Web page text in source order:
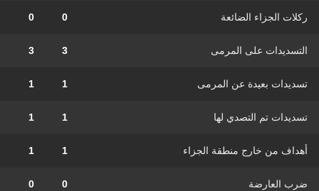
ركلات الجزاء الضائعة 0
0
التسديدات على المرمى 3
3
تسديدات بعيدة عن المرمى 1
1
تسديدات تم التصدي لها 1
1
أهداف من خارج منطقة الجزاء 1
1
ضرب العارضة 0
0